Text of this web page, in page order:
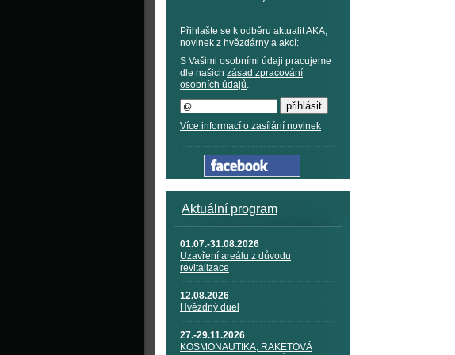
Přihlašte se k odběru aktualit AKA,
novinek z hvězdárny a akcí:
S Vašimi osobními údaji pracujeme
dle našich zásad zpracování
osobních údajů.
Více informací o zasílání novinek
Aktuální program
01.07.-31.08.2026
Uzavření areálu z důvodu
revitalizace
12.08.2026
Hvězdný duel
27.-29.11.2026
KOSMONAUTIKA, RAKETOVÁ